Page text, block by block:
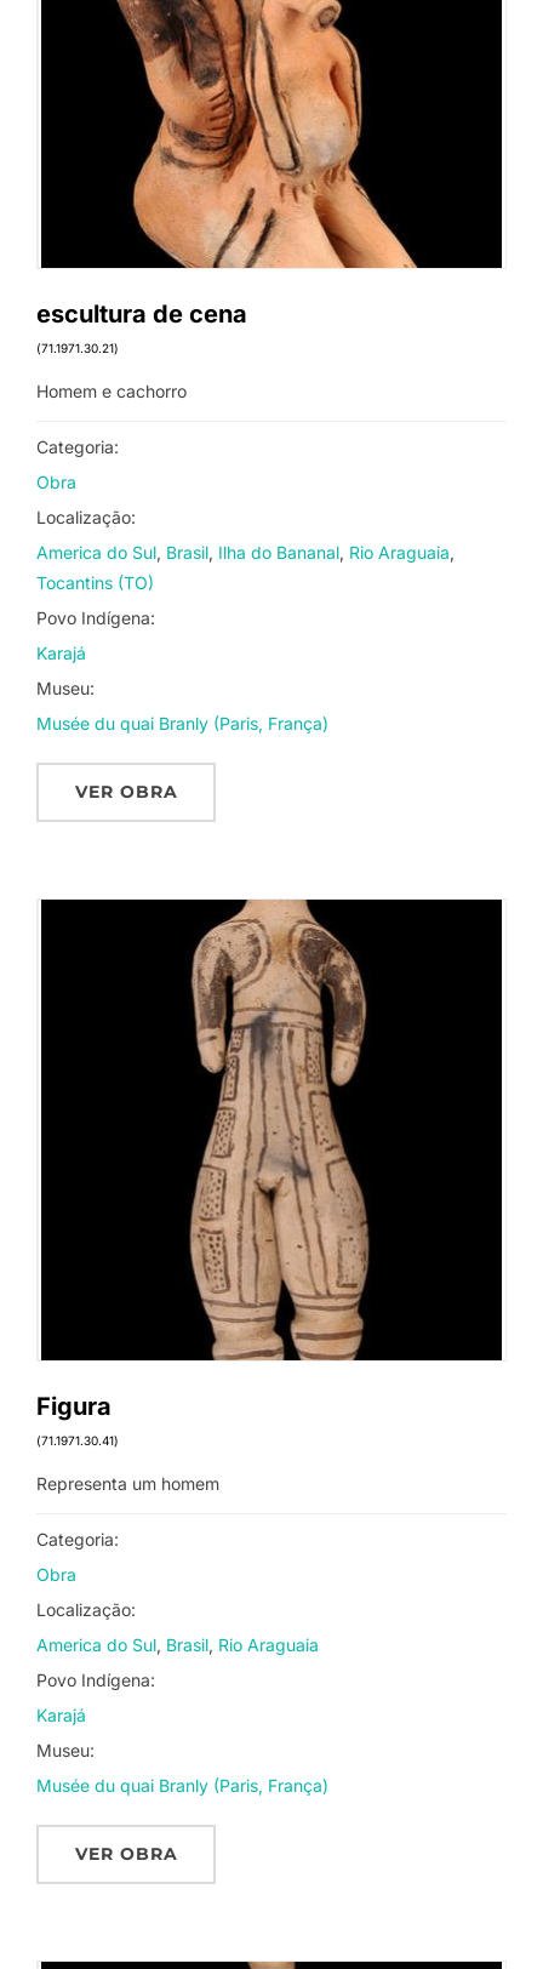
escultura de cena
(71.1971.30.21)
Homem e cachorro
Categoria:
Obra
Localização:
America do Sul Brasil Ilha do Bananal Rio Araguaia
Tocantins (TO)
Povo Indígena:
Karajá
Museu:
Musée du quai Branly (Paris, França)
VER OBRA
Figura
(71.1971.30.41)
Representa um homem
Categoria:
Obra
Localização:
America do Sul Brasil Rio Araguaia
Povo Indígena:
Karajá
Museu:
Musée du quai Branly (Paris, França)
VER OBRA